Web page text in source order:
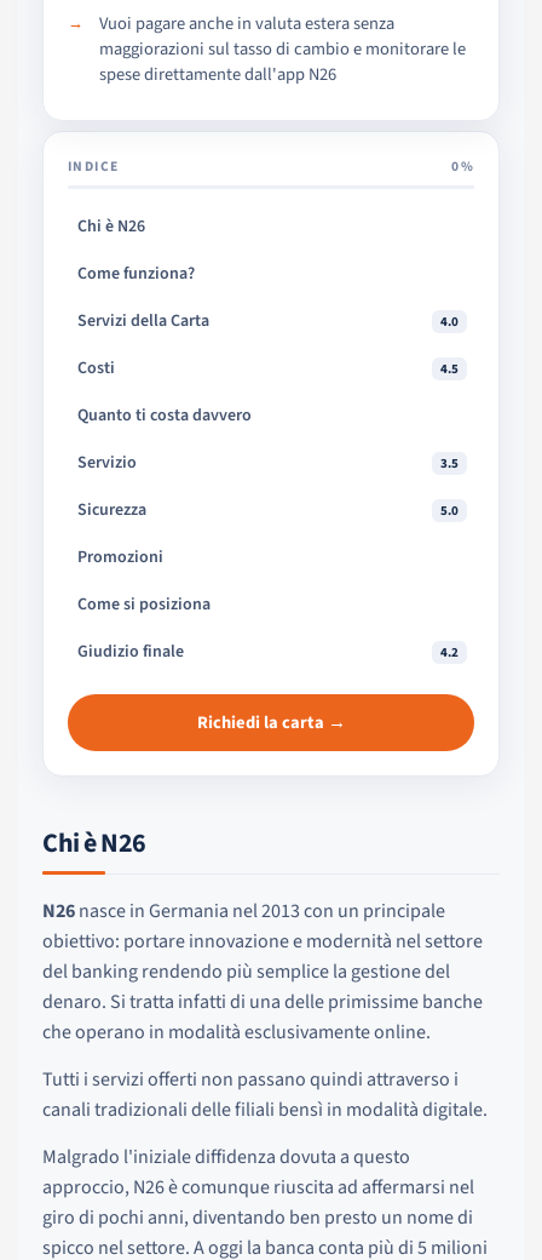
Vuoi pagare anche in valuta estera senza
maggiorazioni sul tasso di cambio e monitorare le
spese direttamente dall'app N26
INDICE 0%
Chi è N26
Come funziona?
Servizi della Carta
4.0
Costi 4.5
Quanto ti costa davvero
Servizio
3.5
Sicurezza 5.0
Promozioni
Come si posiziona
Giudizio finale
4.2
Richiedi la carta →
Chi è N26
N26nasce in Germania nel 2013 con un principale
obiettivo: portare innovazione e modernità nel settore
del banking rendendo più semplice la gestione del
denaro. Si tratta infatti di una delle primissime banche
che operano in modalità esclusivamente online.
Tutti i servizi offerti non passano quindi attraverso i
canali tradizionali delle filiali bensì in modalità digitale.
Malgrado l'iniziale diffidenza dovuta a questo
approccio, N26 è comunque riuscita ad affermarsi nel
giro di pochi anni, diventando ben presto un nome di
spicco nel settore. A oggi la banca conta più di 5 milioni